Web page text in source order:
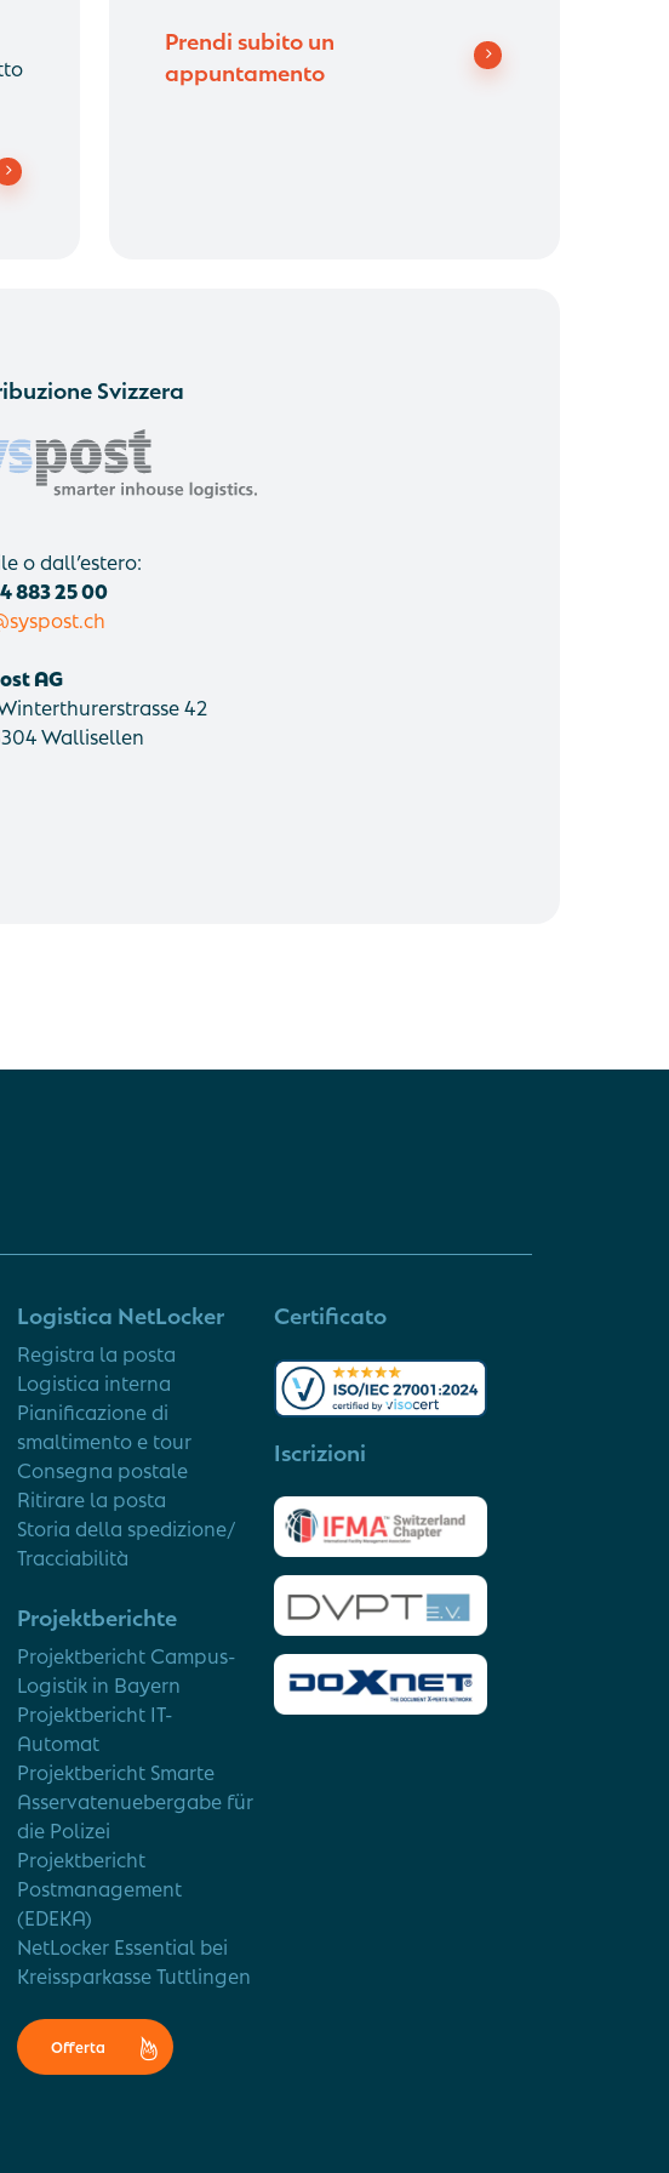
Prendi subito un
appuntamento
Svizzera
o dall’estero:
883 25 00
AG
42
Wallisellen
Logistica NetLocker
Registra la posta
Logistica interna
Pianificazione di
smaltimento e tour
Consegna postale
Ritirare la posta
Storia della spedizione/
Tracciabilità
Projektberichte
Projektbericht Campus-
Logistik in Bayern
Projektbericht IT-
Automat
Projektbericht Smarte
Asservatenuebergabe für
die Polizei
Projektbericht
Postmanagement
(EDEKA)
NetLocker Essential bei
Kreissparkasse Tuttlingen
Offerta
Certificato
Iscrizioni